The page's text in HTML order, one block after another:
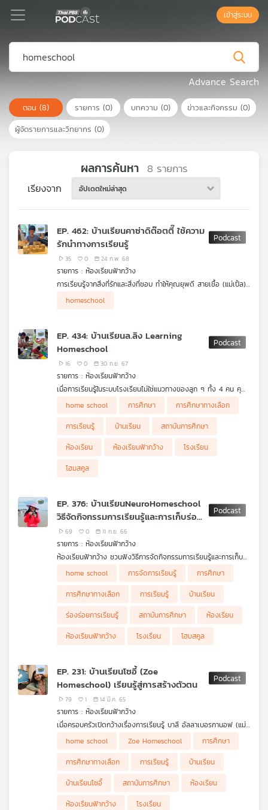
Podcast
เพล
ย์
ลิ
เพล
สต์
บทความ
เรา
แผนที่
วิทยุ
เข้าสู่ระบบ
Advance Search
ตอน (8) รายการ (0) บทความ (0) ข่าวและกิจกรรม (0)
ผู้จัดรายการและวิทยากร (0)
ผลการค้นหา 8 รายการ
เรียงจาก อัปเดตใหม่ล่าสุด
EP. 462: บ้านเรียนคาซ่าดิต๊อตตี๊ ใช้ความ
รักนำทางการเรียนรู้
35 0 24 ก.พ. 68
รายการ : ห้องเรียนฟ้ากว้าง
การเรียนรู้จากสิ่งที่รักและสิ่งที่ชอบ ทำให้คุณยุพดี สายเชื้อ (แม่เปิ้ล)
ศึกษาในรูปแบบโฮมสคูลให้กับลูกชาย ให้เขาได้ลงมือทำในสิ่งที่ตนชอบ
homeschool
EP. 434: บ้านเรียนล.ลิง Learning
Homeschool
16 0 30 ก.ย. 67
รายการ : ห้องเรียนฟ้ากว้าง
เมื่อการเรียนรู้ในระบบโรงเรียนไม่ใช่แนวทางของลูก ๆ ทั้ง 4 คน คุณ
วิไลรัตน์ ลิม (แม่ต่าย) จึงตัดสินใจพาลูกออกมาเรียนรู้กับครอบครัว
ยืนยันเลือกการศึกษาแบบโฮมสคูล เพื่อดูแลภาวะกดดันที่เกิดขึ้น และ
ปรับสู่การเติบโตสู่โลกกว้างได้อย่างเหมาะสม
home school การศึกษา
การศึกษาทางเลือก
การเรียนรู้
บ้านเรียน
สถาบันการศึกษา
ห้องเรียน
ห้องเรียนฟ้ากว้าง
โรงเรียน
โฮมสคูล
EP. 376: บ้านเรียนNeuroHomeschool
วิธีจัดกิจกรรมการเรียนรู้และการเก็บร่อง
รอย
69 0 11 ก.ย. 66
รายการ : ห้องเรียนฟ้ากว้าง
ห้องเรียนฟ้ากว้าง ชวนฟังวิธีการจัดกิจกรรมการเรียนรู้และการเก็บ
ร่องรอยของ "บ้านเรียนNeuroHomeschool" โดย นพ.โมทย์ศักดิ์
แสงทอง คุณพ่อน้องโค้ชชี่ ที่ใช้วิธีการจัดการเรียนรู้ตามความสนใจ
ของลูก พร้อมแบ่งปันว่าพ่อแม่จะมีวิธีการส่งเสริมการเรียนรู้ของลูก
อย่างไร
home school การจัดการเรียนรู้
การศึกษา
การศึกษาทางเลือก
การเรียนรู้
บ้านเรียน
ร่องร่อยการเรียนรู้
สถาบันการศึกษา
ห้องเรียน
ห้องเรียนฟ้ากว้าง
โรงเรียน โฮมสคูล
EP. 231: บ้านเรียนโซอี้ (Zoe
Homeschool) เรียนรู้สู่การสร้างตัวตน
79 1 14 มี.ค. 65
รายการ : ห้องเรียนฟ้ากว้าง
เมื่อครอบครัวเปิดกว้างเรื่องการเรียนรู้ บาลี อัลลาเบอรกานอฟ (แม่
บาลี) จึงสนับสนุนให้ลูก ๆ โซอี้ น้องพิณนรี อัลลาเบอรกานอฟ ได้
เรียนจากสิ่งที่ต้องทำ และได้ลงมือทำในสิ่งที่ได้เรียน ซึ่งเป็นแนวทาง
การเรียนรู้ของบ้านเรียนโซอี้
home school Zoe Homeschool
การศึกษา
การศึกษาทางเลือก
การเรียนรู้
บ้านเรียน
บ้านเรียนโซอี้
สถาบันการศึกษา
ห้องเรียน
ห้องเรียนฟ้ากว้าง
โรงเรียน